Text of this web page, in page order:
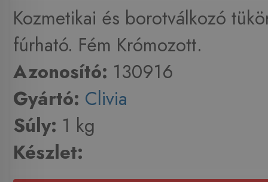
Kozmetikai és borotválkozó
fúrható. Fém Krómozott.
Azonosító: 130916
Gyártó: Clivia
Súly: 1 kg
Készlet: